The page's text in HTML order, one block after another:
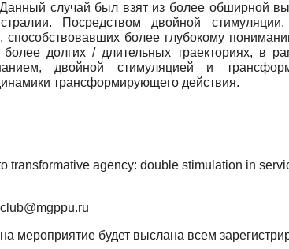
случай был взят из более обширной
Посредством двойной
более глубокому
долгих / длительных траекториях, в
двойной стимуляцией и
трансформирующего действия.
agency: double stimulation in
мероприятие будет выслана всем